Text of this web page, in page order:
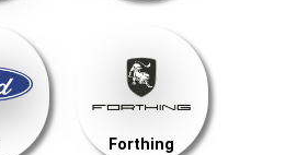
Forthing